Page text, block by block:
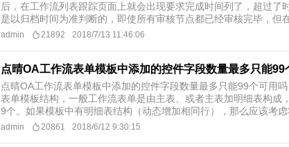
后，在工作流列表跟踪页面上就会出现要求完成时间列了，超过了
是以归档时间为准判断的，即使所有审核节点都已经审核完毕，但
admin 21892 2018/7/13 11:46:06
点晴OA工作流表单模板中添加的控件字段数量最多只能
点晴OA工作流表单模板中添加的控件字段数量最多只能99个可用
表单模板结构，一般工作流表单是由主表、或者主表加明细表构
9个。如果模板中有明细表结构（动态增加相同行），那么应该考
admin 20861 2018/6/12 9:30:15